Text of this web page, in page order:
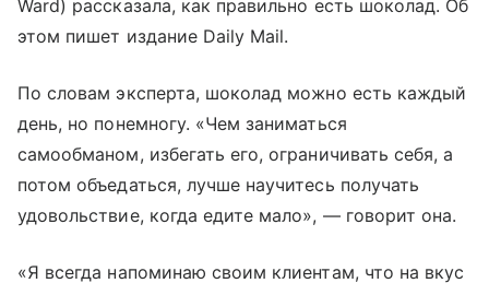
Ward) рассказала, как правильно есть шоколад. Об
этом пишет издание Daily Mail.
По словам эксперта, шоколад можно есть каждый
день, но понемногу. «Чем заниматься
самообманом, избегать его, ограничивать себя, а
потом объедаться, лучше научитесь получать
удовольствие, когда едите мало», — говорит она.
«Я всегда напоминаю своим клиентам, что на вкус